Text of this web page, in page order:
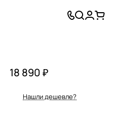
18 890 ₽
Нашли дешевле?